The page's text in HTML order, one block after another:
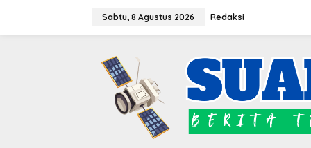
konten
Sabtu, 8 Agustus 2026 Redaksi